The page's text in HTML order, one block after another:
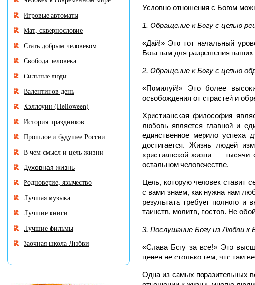
Условно отношения с Богом
1. Обращение к Богу с целью
«Дай!» Это тот начальный
Бога нам для разрешения наших
2. Обращение к Богу с целью
«Помилуй!» Это более
освобождения от страстей и
Христианская философия
любовь является главной и
единственное мерило успеха
достигается. Жизнь людей
христианской жизни —
остальном человечестве.
Цель, которую человек ставит
с вами знаем, как нужна нам
результата требует полного и
таинств, молитв, постов. Не
3. Послушание Богу из Любви к
«Слава Богу за все!» Это
ценен не столько тем, что там
Одна из самых поразительных
Игровые автоматы
Мат, сквернословие
Стать добрым человеком
Свобода человека
Сильные люди
Валентинов день
Хэллоуин (Helloween)
История праздников
Прошлое и будущее России
В чем смысл и цель жизни
Духовная жизнь
Родноверие, язычество
Лучшая музыка
Лучшие книги
Лучшие фильмы
Заочная школа Любви